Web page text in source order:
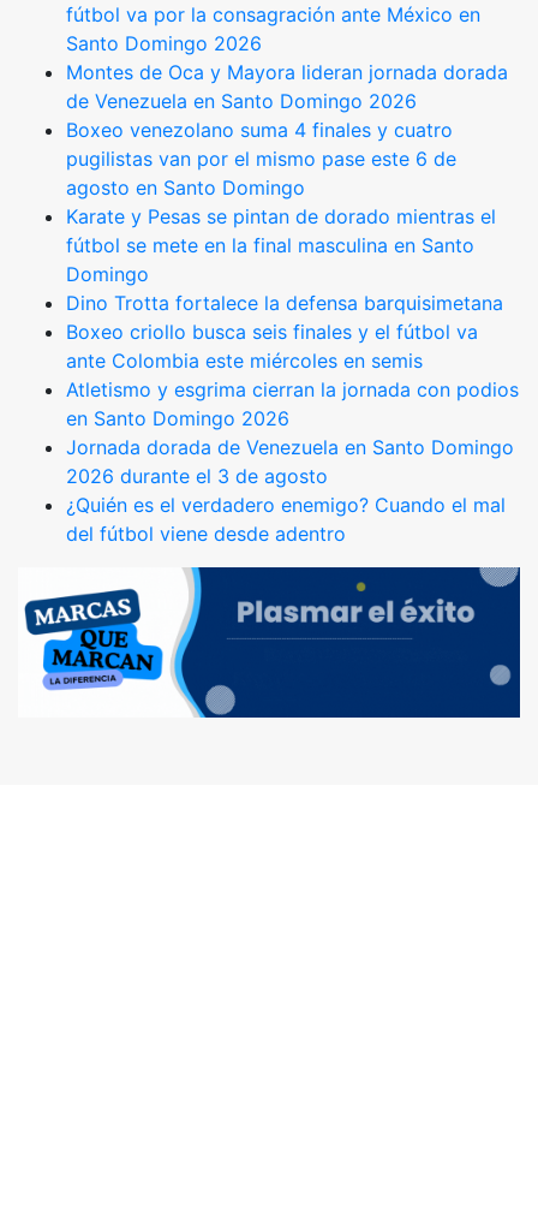
fútbol va por la consagración ante México en
Santo Domingo 2026
Montes de Oca y Mayora lideran jornada dorada
de Venezuela en Santo Domingo 2026
Boxeo venezolano suma 4 finales y cuatro
pugilistas van por el mismo pase este 6 de
agosto en Santo Domingo
Karate y Pesas se pintan de dorado mientras el
fútbol se mete en la final masculina en Santo
Domingo
Dino Trotta fortalece la defensa barquisimetana
Boxeo criollo busca seis finales y el fútbol va
ante Colombia este miércoles en semis
Atletismo y esgrima cierran la jornada con podios
en Santo Domingo 2026
Jornada dorada de Venezuela en Santo Domingo
2026 durante el 3 de agosto
¿Quién es el verdadero enemigo? Cuando el mal
del fútbol viene desde adentro